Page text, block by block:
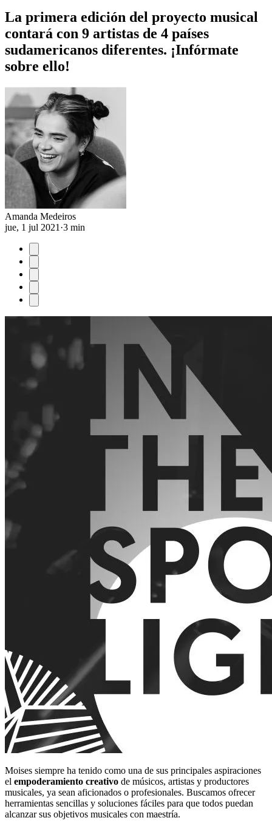
La primera edición del proyecto musical
contará con 9 artistas de 4 países
sudamericanos diferentes. ¡Infórmate
sobre ello!
Amanda Medeiros
jue, 1 jul 2021 ·3 min
Moises siempre ha tenido como una de sus principales aspiraciones
el empoderamiento creativo de músicos, artistas y productores
musicales, ya sean aficionados o profesionales. Buscamos ofrecer
herramientas sencillas y soluciones fáciles para que todos puedan
alcanzar sus objetivos musicales con maestría.